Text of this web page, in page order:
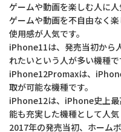
ゲームや動画を楽しむ人に人
ゲームや動画を不自由なく
使用感が人気です。
iPhone11は、発売当初から
れたいという人が多い機種で
iPhone12Promaxは、
取が可能な機種です。
iPhone12は、iPhone史上最
能も充実した機種として人気
2017年の発売当初、ホーム